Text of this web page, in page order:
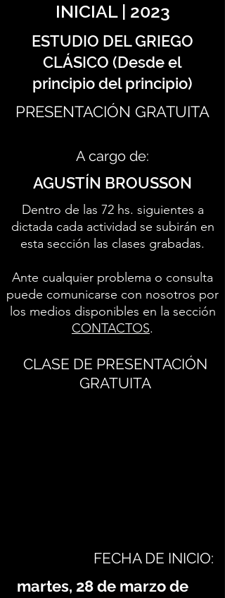
INICIAL | 2023
ESTUDIO DEL GRIEGO
CLÁSICO (Desde el
principio del principio)
PRESENTACIÓN GRATUITA
A cargo de:
AGUSTÍN BROUSSON
Dentro de las 72 hs. siguientes a
dictada cada actividad se subirán en
esta sección las clases grabadas.
Ante cualquier problema o consulta
puede comunicarse con nosotros por
los medios disponibles en la sección
CONTACTOS.
CLASE DE PRESENTACIÓN
GRATUITA
FECHA DE INICIO:
martes, 28 de marzo de